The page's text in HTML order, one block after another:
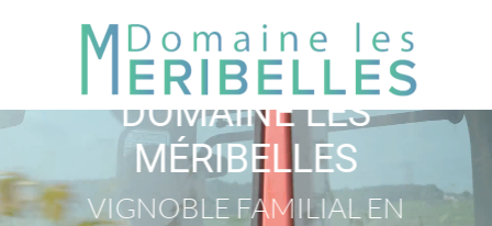
DOMAINE LES
MÉRIBELLES
VIGNOBLE FAMILIAL EN